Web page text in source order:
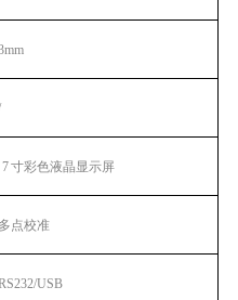
7寸彩色液晶显示屏
多点校准
USB